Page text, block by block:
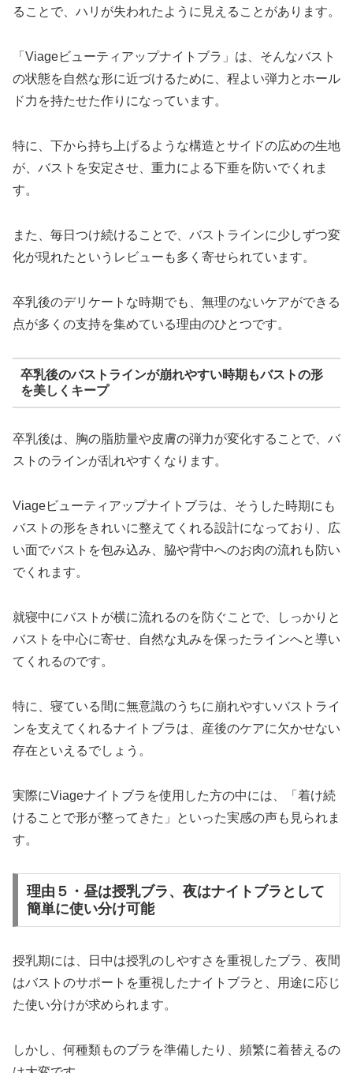
ることで、ハリが失われたように見えることがあります。
「Viageビューティアップナイトブラ」は、そんなバスト
の状態を自然な形に近づけるために、程よい弾力とホール
ド力を持たせた作りになっています。
特に、下から持ち上げるような構造とサイドの広めの生地
が、バストを安定させ、重力による下垂を防いでくれま
す。
また、毎日つけ続けることで、バストラインに少しずつ変
化が現れたというレビューも多く寄せられています。
卒乳後のデリケートな時期でも、無理のないケアができる
点が多くの支持を集めている理由のひとつです。
卒乳後のバストラインが崩れやすい時期もバストの形
を美しくキープ
卒乳後は、胸の脂肪量や皮膚の弾力が変化することで、バ
ストのラインが乱れやすくなります。
Viageビューティアップナイトブラは、そうした時期にも
バストの形をきれいに整えてくれる設計になっており、広
い面でバストを包み込み、脇や背中へのお肉の流れも防い
でくれます。
就寝中にバストが横に流れるのを防ぐことで、しっかりと
バストを中心に寄せ、自然な丸みを保ったラインへと導い
てくれるのです。
特に、寝ている間に無意識のうちに崩れやすいバストライ
ンを支えてくれるナイトブラは、産後のケアに欠かせない
存在といえるでしょう。
実際にViageナイトブラを使用した方の中には、「着け続
けることで形が整ってきた」といった実感の声も見られま
す。
理由５・昼は授乳ブラ、夜はナイトブラとして
簡単に使い分け可能
授乳期には、日中は授乳のしやすさを重視したブラ、夜間
はバストのサポートを重視したナイトブラと、用途に応じ
た使い分けが求められます。
しかし、何種類ものブラを準備したり、頻繁に着替えるの